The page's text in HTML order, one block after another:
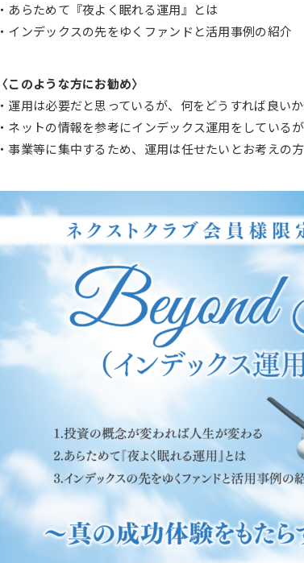
・あらためて『夜よく眠れる運用』とは
・インデックスの先をゆくファンドと活用事例の紹介
〈このような方にお勧め〉
・運用は必要だと思っているが、何をどうすれば良い
・ネットの情報を参考にインデックス運用をしている
・事業等に集中するため、運用は任せたいとお考えの方